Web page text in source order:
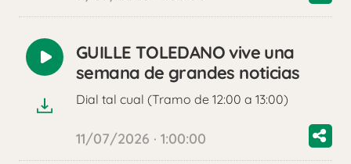
Reproducir
audio
GUILLE TOLEDANO vive una
semana de grandes noticias
Dial tal cual (Tramo de 12:00 a 13:00)
11/07/2026 · 1:00:00